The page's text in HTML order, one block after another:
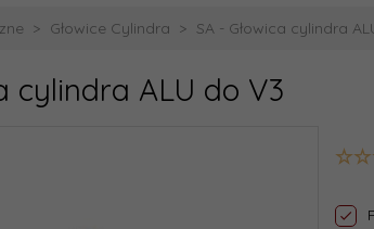
Głowice Cylindra SA - Głowica cylindra
cylindra ALU do V3